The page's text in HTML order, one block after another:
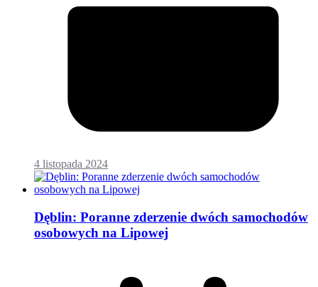
4 listopada 2024
Dęblin: Poranne zderzenie dwóch samochodów
osobowych na Lipowej